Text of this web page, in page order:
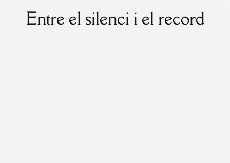
Entre el silenci i el record